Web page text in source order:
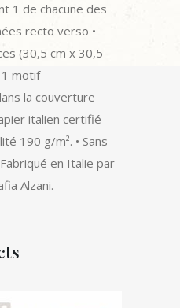
1 de chacune des
recto verso •
(30,5 cm x 30,5
1 motif
la couverture
italien certifié
190 g/m². • Sans
en Italie par
Alzani.